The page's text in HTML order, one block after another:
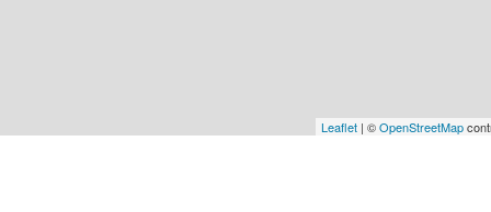
Leaflet | ©OpenStreetMap